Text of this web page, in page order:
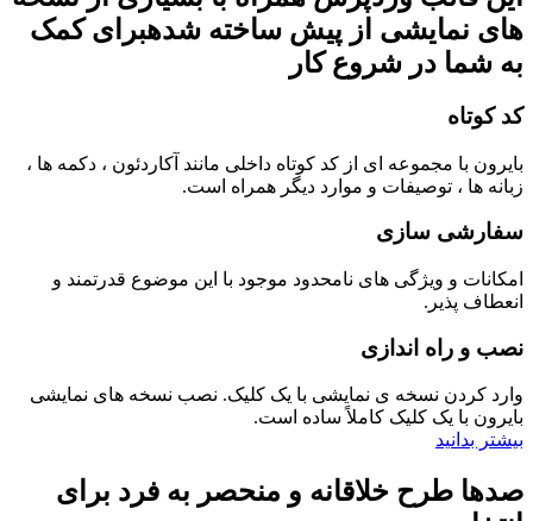
های نمایشی از پیش ساخته شدهبرای کمک
به شما در شروع کار
کد کوتاه
بایرون با مجموعه ای از کد کوتاه داخلی مانند آکاردئون ، دکمه ها ،
زبانه ها ، توصیفات و موارد دیگر همراه است.
سفارشی سازی
امکانات و ویژگی های نامحدود موجود با این موضوع قدرتمند و
انعطاف پذیر.
نصب و راه اندازی
وارد کردن نسخه ی نمایشی با یک کلیک. نصب نسخه های نمایشی
بایرون با یک کلیک کاملاً ساده است.
بیشتر بدانید
صدها طرح خلاقانه و منحصر به فرد برای